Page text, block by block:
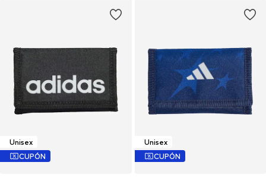
Unisex
CUPÓN
Unisex
CUPÓN